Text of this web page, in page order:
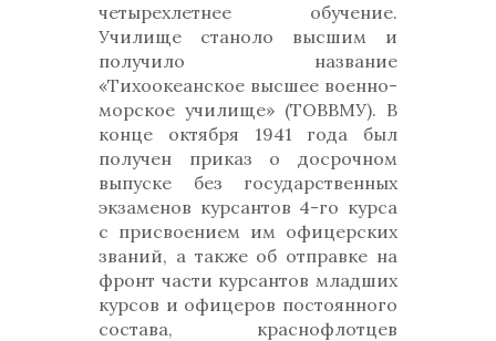
четырехлетнее обучение.
Училище станоло высшим и
получило название
«Тихоокеанское высшее военно-
морское училище» (ТОВВМУ). В
конце октября 1941 года был
получен приказ о досрочном
выпуске без государственных
экзаменов курсантов 4-го курса
с присвоением им офицерских
званий, а также об отправке на
фронт части курсантов младших
курсов и офицеров постоянного
состава, краснофлотцев